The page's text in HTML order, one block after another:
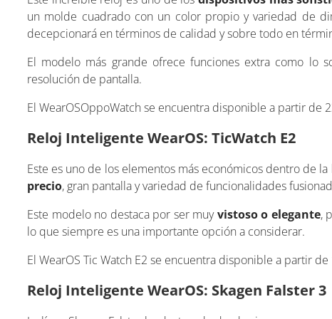
un molde cuadrado con un color propio y variedad de
decepcionará en términos de calidad y sobre todo en
El modelo más grande ofrece funciones extra como lo
resolución de pantalla.
El WearOSOppoWatch se encuentra disponible a partir de
Reloj Inteligente WearOS: TicWatch E2
Este es uno de los elementos más económicos dentro de
precio, gran pantalla y variedad de funcionalidades
Este modelo no destaca por ser muyvistoso o elegante,
lo que siempre es una importante opción a considerar.
El WearOS Tic Watch E2 se encuentra disponible a partir de
Reloj Inteligente WearOS: Skagen Falster 3